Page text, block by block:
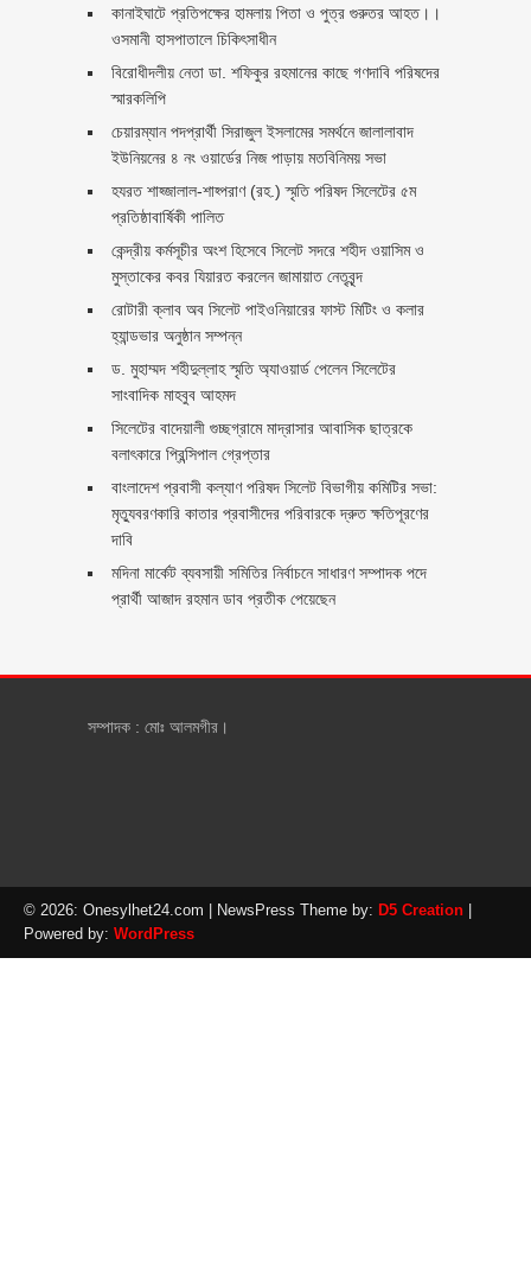
কানাইঘাটে প্রতিপক্ষের হামলায় পিতা ও পুত্র গুরুতর আহত।।
ওসমানী হাসপাতালে চিকিৎসাধীন
বিরোধীদলীয় নেতা ডা. শফিকুর রহমানের কাছে গণদাবি পরিষদের
স্মারকলিপি ‎
চেয়ারম্যান পদপ্রার্থী সিরাজুল ইসলামের সমর্থনে জালালাবাদ
ইউনিয়নের ৪ নং ওয়ার্ডের নিজ পাড়ায় মতবিনিময় সভা
হযরত শাহ্জালাল-শাহ্পরাণ (রহ.) স্মৃতি পরিষদ সিলেটের ৫ম
প্রতিষ্ঠাবার্ষিকী পালিত ‎​
কেন্দ্রীয় কর্মসূচীর অংশ হিসেবে সিলেট সদরে শহীদ ওয়াসিম ও
মুস্তাকের কবর যিয়ারত করলেন জামায়াত নেতৃবৃন্দ ‎
রোটারী ক্লাব অব সিলেট পাইওনিয়ারের ফাস্ট মিটিং ও কলার
হ্যান্ডভার অনুষ্ঠান সম্পন্ন
ড. মুহাম্মদ শহীদুল্লাহ স্মৃতি অ্যাওয়ার্ড পেলেন সিলেটের
সাংবাদিক মাহবুব আহমদ
সিলেটের বাদেয়ালী গুচ্ছগ্রামে মাদ্রাসার আবাসিক ছাত্রকে
বলাৎকারে প্রিন্সিপাল গ্রেপ্তার ‎
বাংলাদেশ প্রবাসী কল্যাণ পরিষদ সিলেট বিভাগীয় কমিটির সভা:
মৃত্যুবরণকারি কাতার প্রবাসীদের পরিবারকে দ্রুত ক্ষতিপূরণের
দাবি
মদিনা মার্কেট ব্যবসায়ী সমিতির নির্বাচনে সাধারণ সম্পাদক পদে
প্রার্থী আজাদ রহমান ডাব প্রতীক পেয়েছেন ‎
সম্পাদক : মোঃ আলমগীর।
© 2026: Onesylhet24.com | NewsPress Theme by: D5 Creation
Powered by: WordPress